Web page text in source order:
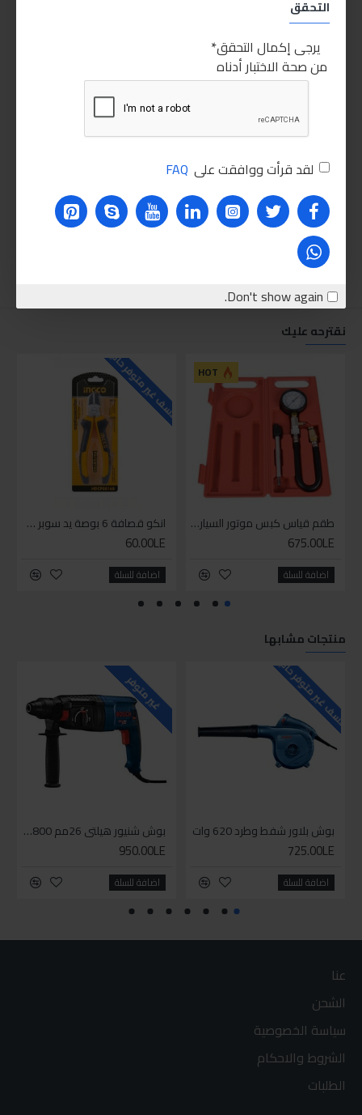
التحقق
يرجى إكمال التحقق
من صحة الاختبار أدناه
لقد قرأت ووافقت على FAQ
Don't show again.
نقترحه عليك
HOT
طقم قياس كبس موتور السياره 3 ق
675.00LE
اضافة للسلة
للاسف غير متوفر حاليا
انكو قصافة 6 بوصة يد سوبر وان
60.00LE
اضافة للسلة
منتجات مشابها
للاسف غير متوفر حاليا
بوش بلاور شفط وطرد 620 وات
725.00LE
اضافة للسلة
غير متوفر
بوش شنيور هيلتي 26مم 800وات
950.00LE
اضافة للسلة
عنا
الشحن
سياسة الخصوصية
الشروط والاحكام
الطلبات